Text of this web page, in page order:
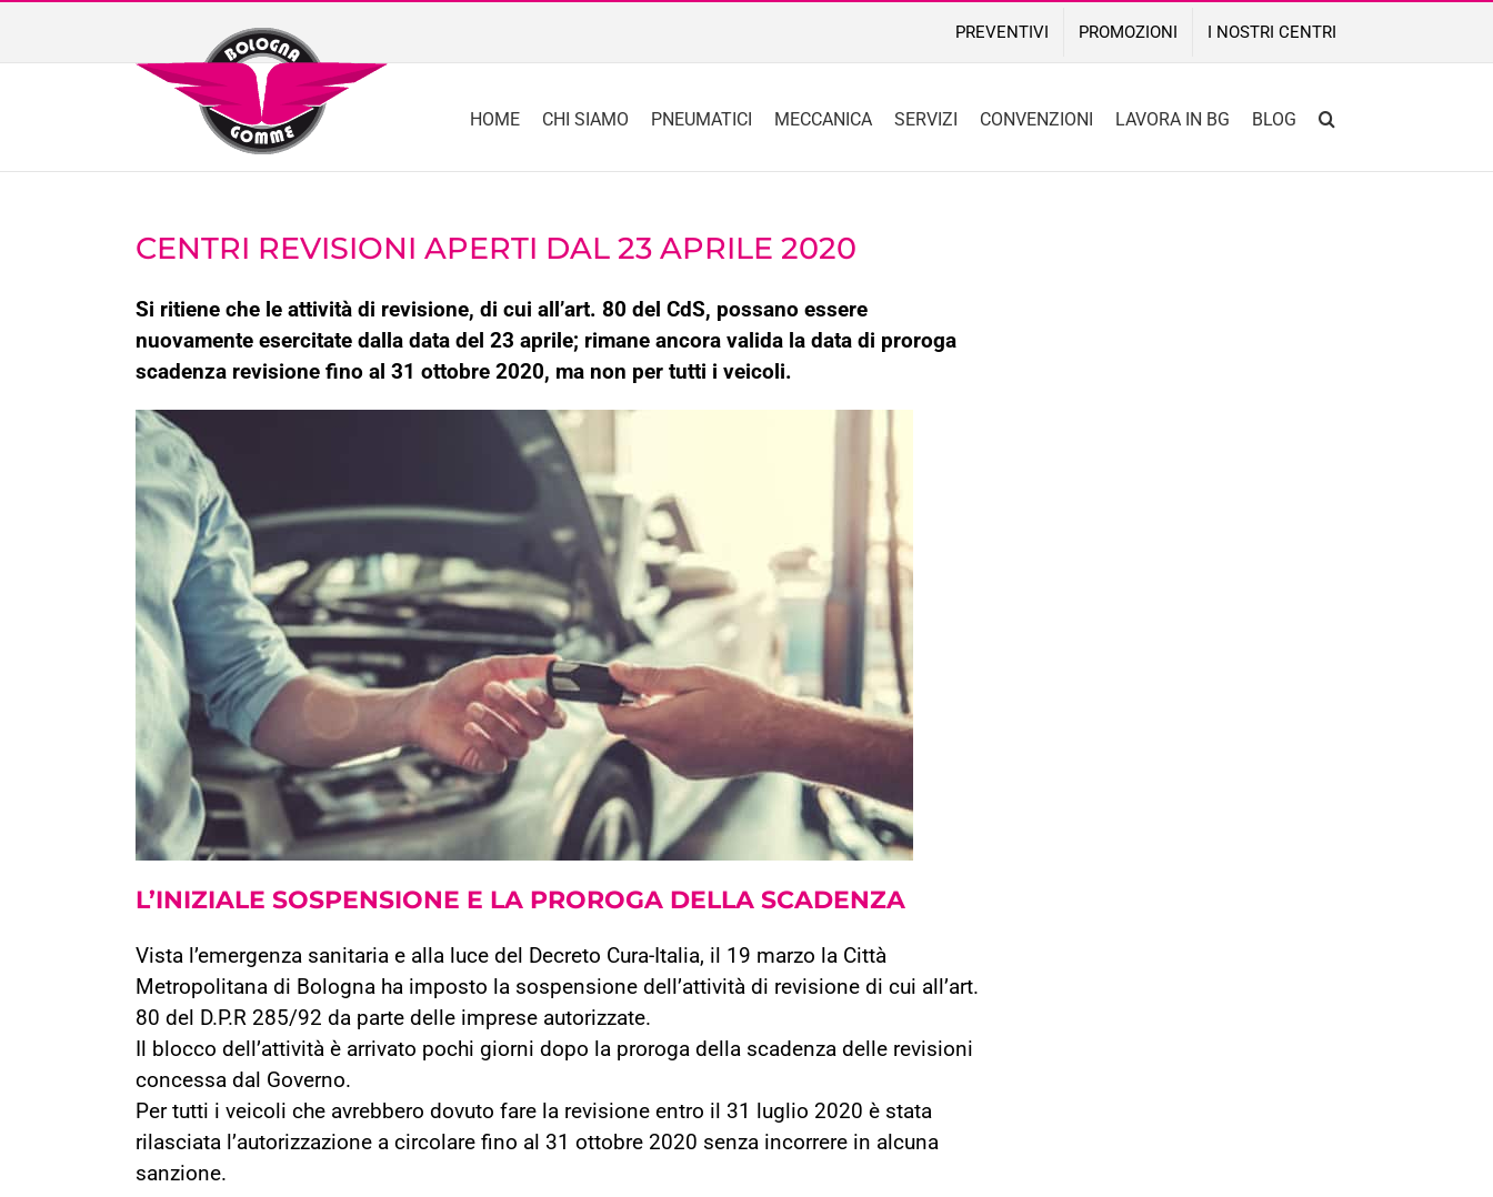
content
PREVENTIVI PROMOZIONI I NOSTRI CENTRI
HOME CHI SIAMO PNEUMATICI MECCANICA SERVIZI CONVENZIONI LAVORA IN BG BLOG
CENTRI REVISIONI APERTI DAL 23 APRILE 2020
Si ritiene che le attività di revisione, di cui all’art. 80 del CdS, possano essere
nuovamente esercitate dalla data del 23 aprile; rimane ancora valida la data di proroga
scadenza revisione fino al 31 ottobre 2020, ma non per tutti i veicoli.
L’INIZIALE SOSPENSIONE E LA PROROGA DELLA SCADENZA
Vista l’emergenza sanitaria e alla luce del Decreto Cura-Italia, il 19 marzo la Città
Metropolitana di Bologna ha imposto la sospensione dell’attività di revisione di cui all’art.
80 del D.P.R 285/92 da parte delle imprese autorizzate.
Il blocco dell’attività è arrivato pochi giorni dopo la proroga della scadenza delle revisioni
concessa dal Governo.
Per tutti i veicoli che avrebbero dovuto fare la revisione entro il 31 luglio 2020 è stata
rilasciata l’autorizzazione a circolare fino al 31 ottobre 2020 senza incorrere in alcuna
sanzione.